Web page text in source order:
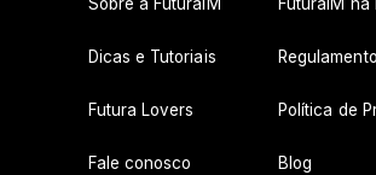
Dicas e Tutoriais Regulamento
Futura Lovers Política de
Fale conosco Blog